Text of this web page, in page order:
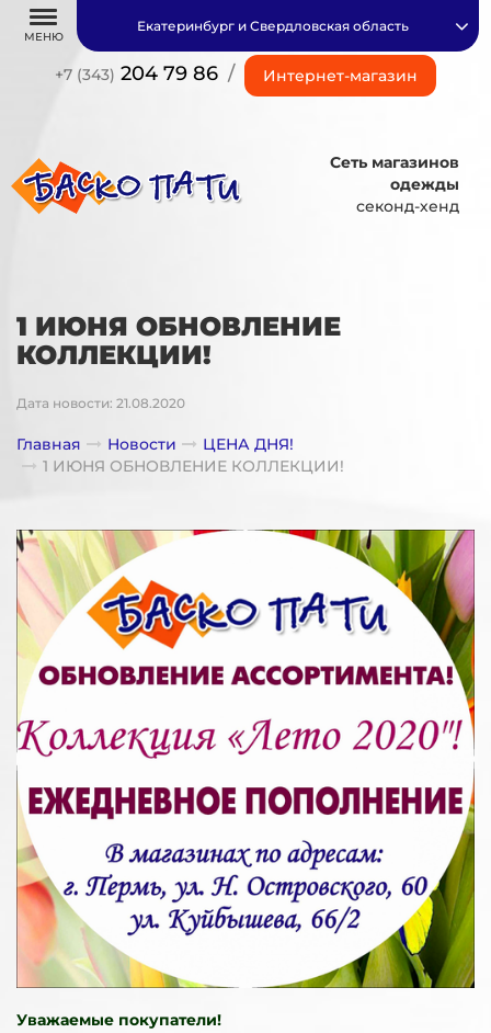
МЕНЮ
+7 (343) 204 79 86 / Интернет-магазин
Екатеринбург и Свердловская область
Сеть магазинов
одежды
секонд-хенд
1 ИЮНЯ ОБНОВЛЕНИЕ
КОЛЛЕКЦИИ!
Дата новости: 21.08.2020
Главная Новости
ЦЕНА ДНЯ!
1 ИЮНЯ ОБНОВЛЕНИЕ КОЛЛЕКЦИИ!
Уважаемые покупатели!